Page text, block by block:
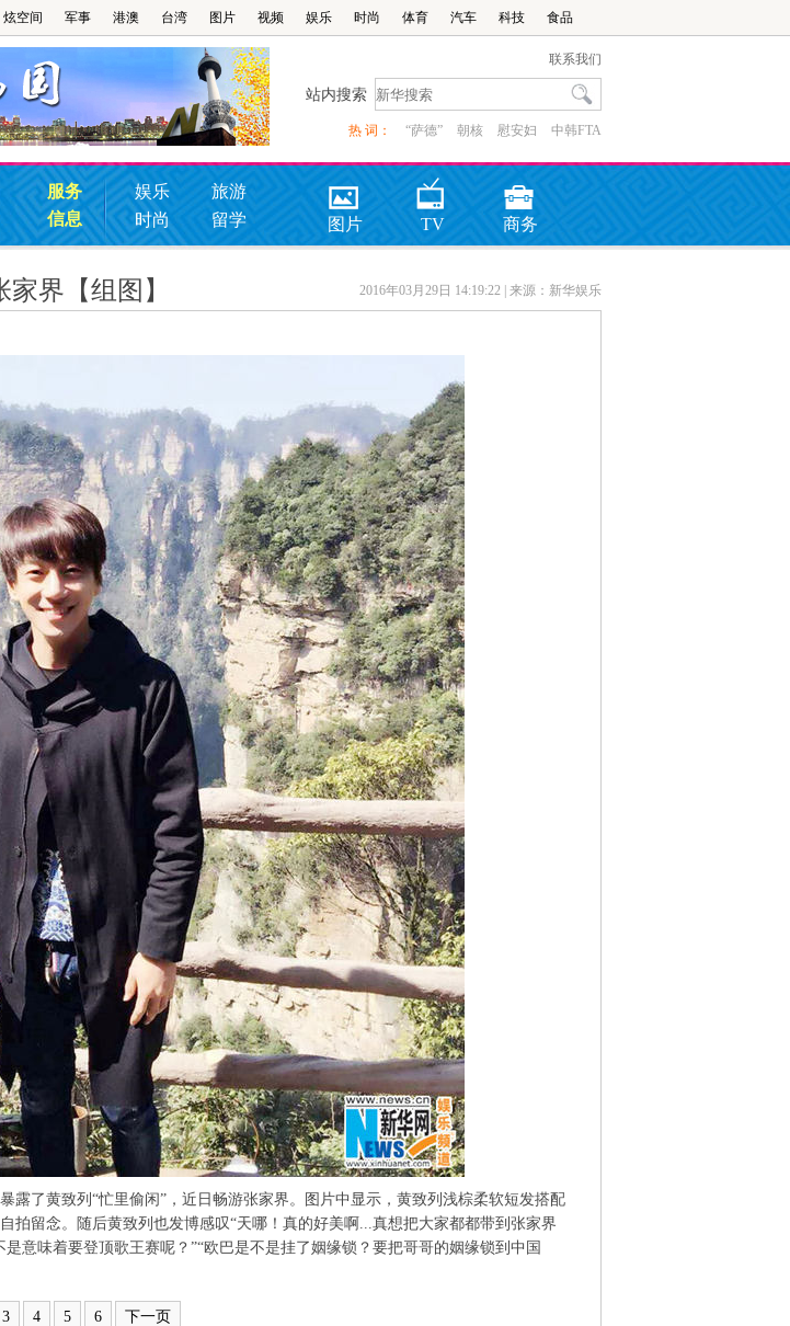
炫空间 军事 港澳 台湾 图片 视频 娱乐 时尚 体育 汽车 科技 食品
联系我们
站内搜索
热 词： “萨德” 朝核 慰安妇 中韩FTA
服务
信息
娱乐
旅游
时尚
留学 图片 TV 商务
界【组图】 2016年03月29日 14:19:22 | 来源：新华娱乐
了黄致列“忙里偷闲”，近日畅游张家界。图片中显示，黄致列浅棕柔软短发搭配
拍留念。随后黄致列也发博感叹“天哪！真的好美啊...真想把大家都都带到张家界
意味着要登顶歌王赛呢？”“欧巴是不是挂了姻缘锁？要把哥哥的姻缘锁到中国
3 4 5 6 下一页